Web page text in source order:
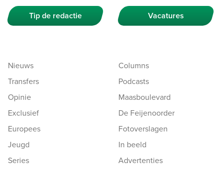
Tip de redactie Vacatures
Nieuws
Transfers
Opinie
Exclusief
Europees
Jeugd
Series
Columns
Podcasts
Maasboulevard
De Feijenoorder
Fotoverslagen
In beeld
Advertenties